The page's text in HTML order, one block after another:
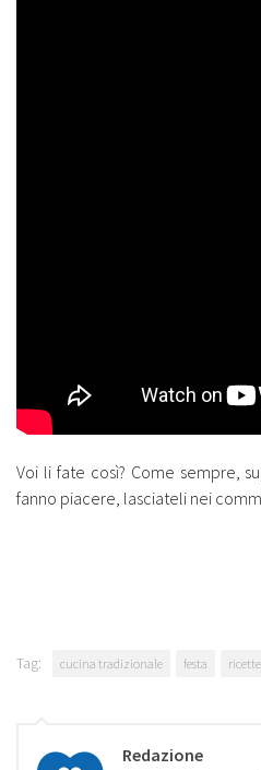
Voi li fate così? Come sempre,
fanno piacere, lasciateli nei
Tag: cucina tradizionale festa ricette
Redazione